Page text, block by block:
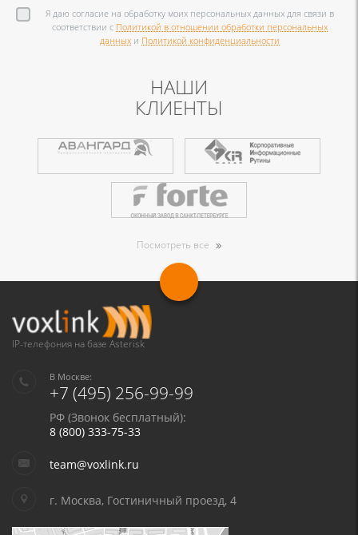
Я даю согласие на обработку моих персональных данных для связи в
соответствии с Политикой в отношении обработки персональных
данных и Политикой конфиденциальности
НАШИ
КЛИЕНТЫ
Посмотреть все
IP-телефония на базе Asterisk
В Москве:
+7 (495) 256-99-99
РФ (Звонок бесплатный):
8 (800) 333-75-33
team@voxlink.ru
г. Москва, Гостиничный проезд, 4